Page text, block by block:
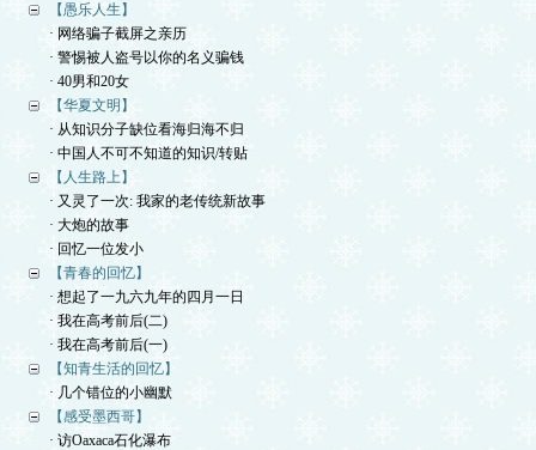
【愚乐人生】
· 网络骗子截屏之亲历
· 警惕被人盗号以你的名义骗钱
· 40男和20女
【华夏文明】
· 从知识分子缺位看海归海不归
· 中国人不可不知道的知识/转贴
【人生路上】
· 又灵了一次: 我家的老传统新故事
· 大炮的故事
· 回忆一位发小
【青春的回忆】
· 想起了一九六九年的四月一日
· 我在高考前后(二)
· 我在高考前后(一)
【知青生活的回忆】
· 几个错位的小幽默
【感受墨西哥】
· 访Oaxaca石化瀑布